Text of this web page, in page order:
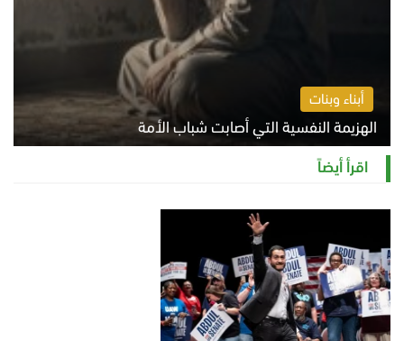
أبناء وبنات
الهزيمة النفسية التي أصابت شباب الأمة
الخميس 6 أغسطس 2026 11:12 ص
اقرأ أيضاً